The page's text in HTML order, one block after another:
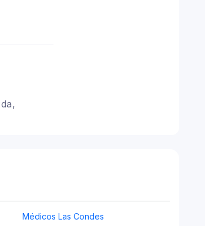
Médicos Las Condes